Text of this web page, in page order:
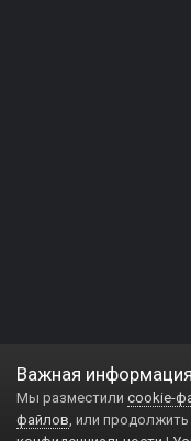
Важная информация
Мы разместили cookie-
файлов, или продолжить